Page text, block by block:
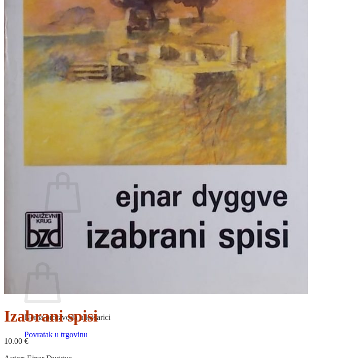
RELIGIJA
OD RJEČNIKA
DO ZEMLJOVIDA
RJEČNICI, GRAMATIKE, PRAVOPISI…
SPORT
STRIPOVI
TEHNIČKE ZNANOSTI
TEORIJA I POVIJEST KNJIŽEVNOSTI
VEDUTE
ZAGREB
Otkup knjiga
Pretraži:
Nema proizvoda u košarici
Povratak u trgovinu
Nema proizvoda u košarici
Povratak u trgovinu
Izabrani spisi
10.00 €